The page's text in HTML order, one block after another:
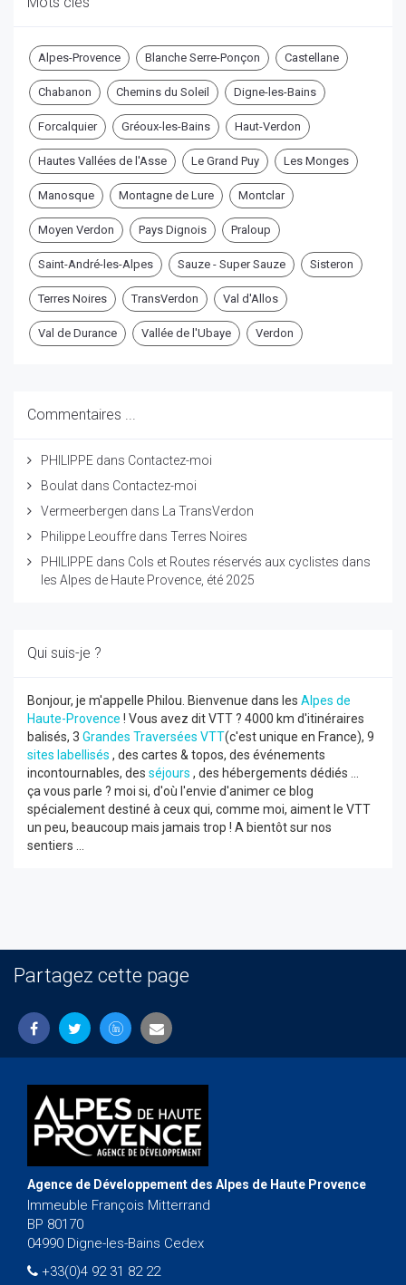
Alpes-Provence Blanche Serre-Ponçon Castellane
Chabanon Chemins du Soleil Digne-les-Bains
Forcalquier Gréoux-les-Bains Haut-Verdon
Hautes Vallées de l'Asse Le Grand Puy Les Monges
Manosque Montagne de Lure Montclar
Moyen Verdon Pays Dignois Praloup
Saint-André-les-Alpes Sauze - Super Sauze Sisteron
Terres Noires TransVerdon Val d'Allos
Val de Durance Vallée de l'Ubaye Verdon
Commentaires ...
PHILIPPE dans Contactez-moi
Boulat dans Contactez-moi
Vermeerbergen dans
La TransVerdon
Philippe Leouffre dans Terres Noires
PHILIPPE dans Cols et Routes réservés aux cyclistes dans
les Alpes de Haute Provence, été 2025
Qui suis-je ?
Bonjour, je m'appelle Philou. Bienvenue dans les Alpes de
Haute-Provence ! Vous avez dit VTT ? 4000 km d'itinéraires
balisés, 3 Grandes Traversées VTT(c'est unique en France), 9
sites labellisés , des cartes & topos, des événements
incontournables, des séjours , des hébergements dédiés ...
ça vous parle ? moi si, d'où l'envie d'animer ce blog
spécialement destiné à ceux qui, comme moi, aiment le VTT
un peu, beaucoup mais jamais trop ! A bientôt sur nos
sentiers ...
Partagez cette page
Agence de Développement des Alpes de Haute Provence
Immeuble François Mitterrand
BP 80170
04990 Digne-les-Bains Cedex
+33(0)4 92 31 82 22